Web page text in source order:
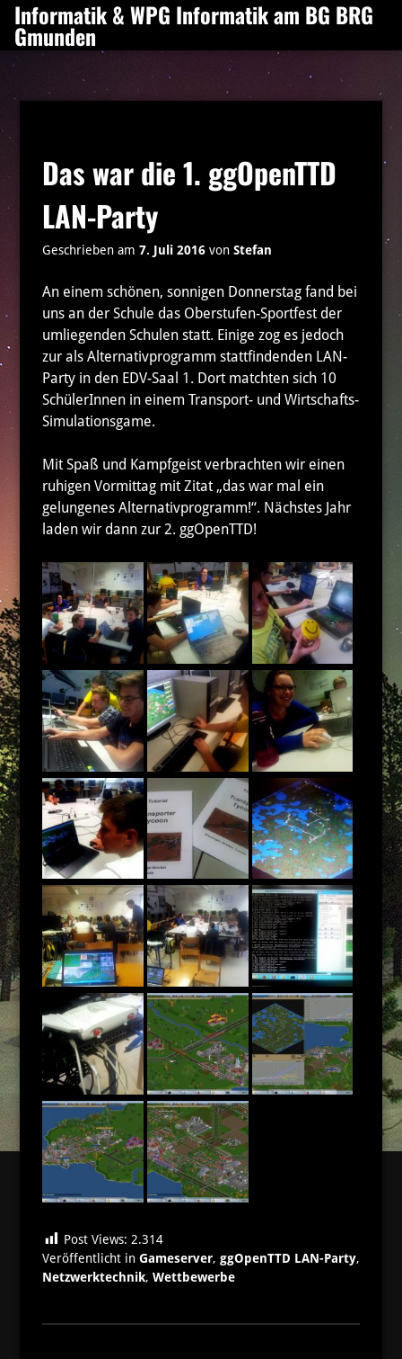
Zum
Inhalt
springen
Informatik & WPG Informatik am BG BRG
Gmunden
Das war die 1. ggOpenTTD
LAN-Party
Geschrieben am 7. Juli 2016von Stefan
An einem schönen, sonnigen Donnerstag fand bei
uns an der Schule das Oberstufen-Sportfest der
umliegenden Schulen statt. Einige zog es jedoch
zur als Alternativprogramm stattfindenden LAN-
Party in den EDV-Saal 1. Dort matchten sich 10
SchülerInnen in einem Transport- und Wirtschafts-
Simulationsgame.
Mit Spaß und Kampfgeist verbrachten wir einen
ruhigen Vormittag mit Zitat „das war mal ein
gelungenes Alternativprogramm!“. Nächstes Jahr
laden wir dann zur 2. ggOpenTTD!
Post Views: 2.314
Veröffentlicht in Gameserver, ggOpenTTD LAN-Party,
Netzwerktechnik, Wettbewerbe